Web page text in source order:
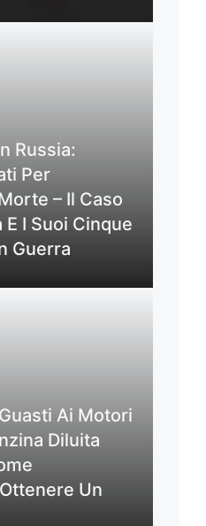
Russia:
Per
– Il Caso
E I Suoi Cinque
Guerra
Ai Motori
Diluita
Un